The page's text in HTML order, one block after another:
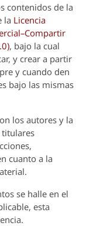
contenidos de la
la Licencia
, bajo la cual
y crear a partir
y cuando den
bajo las mismas
los autores y la
titulares
cuanto a la
se halle en el
esta